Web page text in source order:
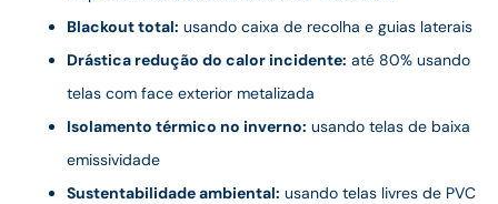
Blackout total: usando caixa de recolha e guias laterais
Drástica redução do calor incidente: até 80% usando
telas com face exterior metalizada
Isolamento térmico no inverno: usando telas de baixa
emissividade
Sustentabilidade ambiental: usando telas livres de PVC